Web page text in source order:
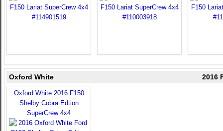
Oxford White 2016
Oxford White 2016 F150
Shelby Cobra Edtion
SuperCrew 4x4